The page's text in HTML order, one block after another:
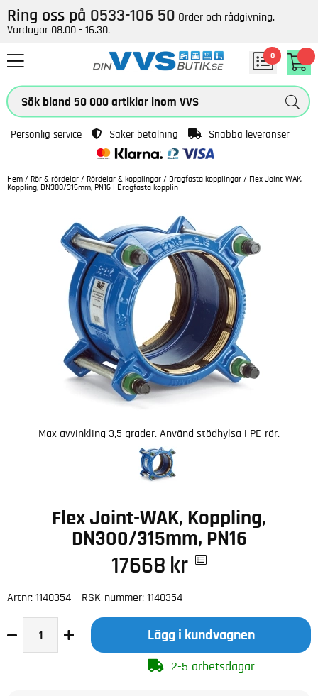
Ring oss på 0533-106 50 Order och rådgivning.
Vardagar 08.00 - 16.30.
0
Personlig service Säker betalning Snabba leveranser
Hem / Rör & rördelar / Rördelar & kopplingar / Dragfasta kopplingar / Flex Joint-WAK,
Koppling, DN300/315mm, PN16 | Dragfasta kopplin
Max avvinkling 3,5 grader. Använd stödhylsa i PE-rör.
Flex Joint-WAK, Koppling,
DN300/315mm, PN16
17668 kr
Artnr: 1140354 RSK-nummer: 1140354
Lägg i kundvagnen
2-5 arbetsdagar